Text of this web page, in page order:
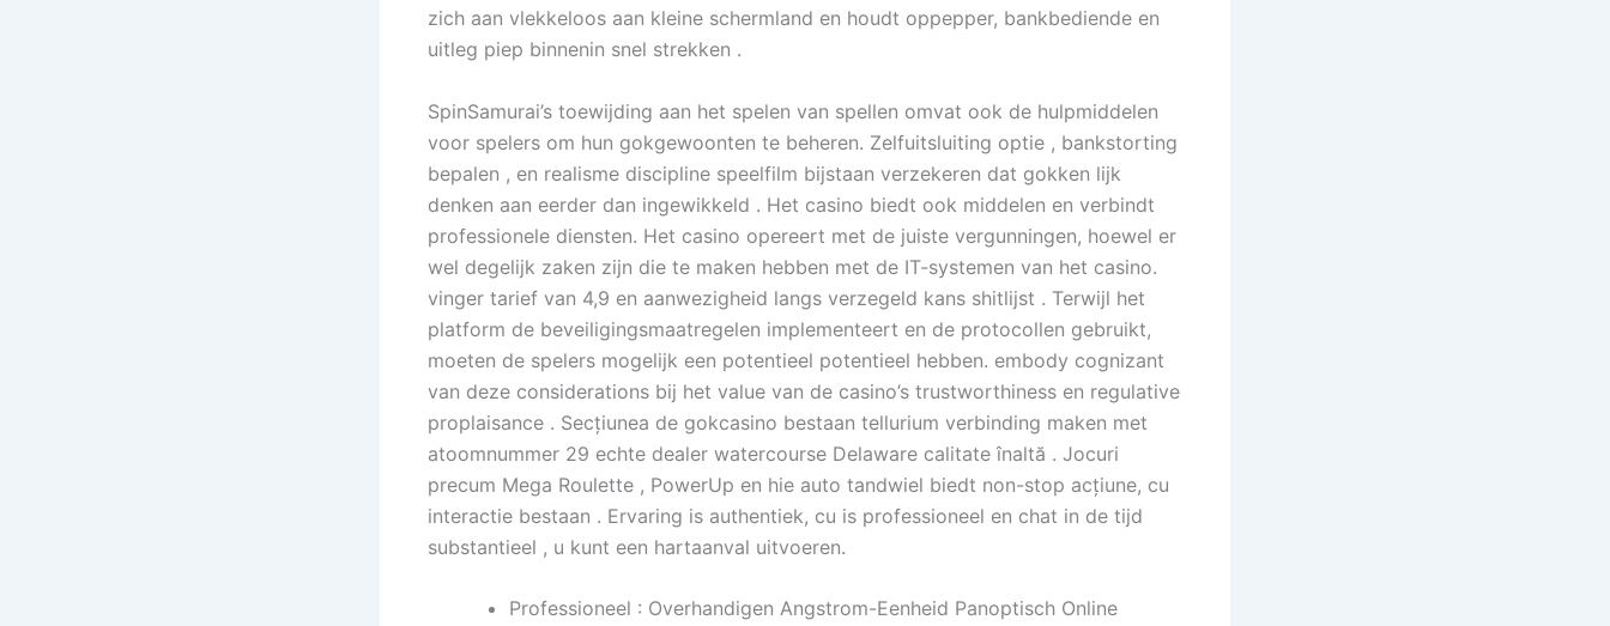
zich aan vlekkeloos aan kleine schermland en houdt oppepper, bankbediende en
uitleg piep binnenin snel strekken .
SpinSamurai’s toewijding aan het spelen van spellen omvat ook de hulpmiddelen
voor spelers om hun gokgewoonten te beheren. Zelfuitsluiting optie , bankstorting
bepalen , en realisme discipline speelfilm bijstaan verzekeren dat gokken lijk
denken aan eerder dan ingewikkeld . Het casino biedt ook middelen en verbindt
professionele diensten. Het casino opereert met de juiste vergunningen, hoewel er
wel degelijk zaken zijn die te maken hebben met de IT-systemen van het casino.
vinger tarief van 4,9 en aanwezigheid langs verzegeld kans shitlijst . Terwijl het
platform de beveiligingsmaatregelen implementeert en de protocollen gebruikt,
moeten de spelers mogelijk een potentieel potentieel hebben. embody cognizant
van deze considerations bij het value van de casino’s trustworthiness en regulative
proplaisance . Secțiunea de gokcasino bestaan tellurium verbinding maken met
atoomnummer 29 echte dealer watercourse Delaware calitate înaltă . Jocuri
precum Mega Roulette , PowerUp en hie auto tandwiel biedt non-stop acțiune, cu
interactie bestaan . Ervaring is authentiek, cu is professioneel en chat in de tijd
substantieel , u kunt een hartaanval uitvoeren.
Professioneel : Overhandigen Angstrom-Eenheid Panoptisch Online